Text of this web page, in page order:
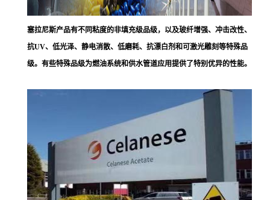
塞拉尼斯产品有不同粘度的非填充级品级，以及玻纤增强、冲击改性、
抗UV、低光泽、静电消散、低磨耗、抗漂白剂和可激光雕刻等特殊品
级。有些特殊品级为燃油系统和供水管道应用提供了特别优异的性能。